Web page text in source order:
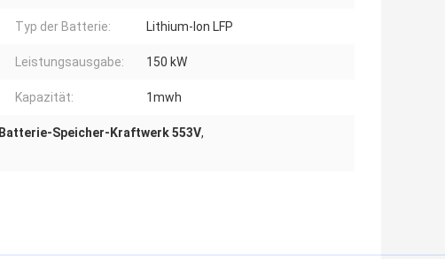
Typ der Batterie: Lithium-Ion LFP
Leistungsausgabe: 150 kW
Kapazität: 1mwh
Batterie-Speicher-Kraftwerk 553V,